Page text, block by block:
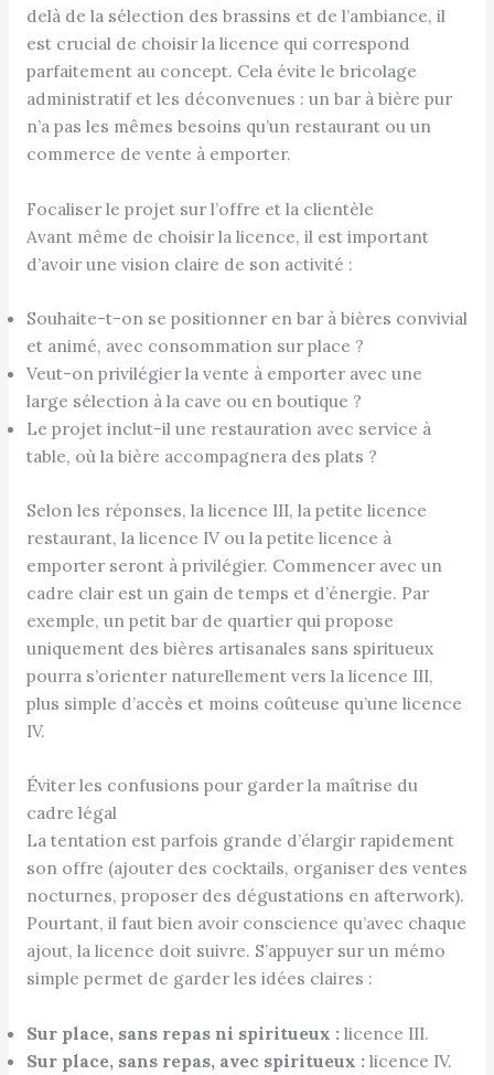
delà de la sélection des brassins et de l’ambiance, il
est crucial de choisir la licence qui correspond
parfaitement au concept. Cela évite le bricolage
administratif et les déconvenues : un bar à bière pur
n’a pas les mêmes besoins qu’un restaurant ou un
commerce de vente à emporter.
Focaliser le projet sur l’offre et la clientèle
Avant même de choisir la licence, il est important
d’avoir une vision claire de son activité :
Souhaite-t-on se positionner en bar à bières convivial
et animé, avec consommation sur place ?
Veut-on privilégier la vente à emporter avec une
large sélection à la cave ou en boutique ?
Le projet inclut-il une restauration avec service à
table, où la bière accompagnera des plats ?
Selon les réponses, la licence III, la petite licence
restaurant, la licence IV ou la petite licence à
emporter seront à privilégier. Commencer avec un
cadre clair est un gain de temps et d’énergie. Par
exemple, un petit bar de quartier qui propose
uniquement des bières artisanales sans spiritueux
pourra s’orienter naturellement vers la licence III,
plus simple d’accès et moins coûteuse qu’une licence
IV.
Éviter les confusions pour garder la maîtrise du
cadre légal
La tentation est parfois grande d’élargir rapidement
son offre (ajouter des cocktails, organiser des ventes
nocturnes, proposer des dégustations en afterwork).
Pourtant, il faut bien avoir conscience qu’avec chaque
ajout, la licence doit suivre. S’appuyer sur un mémo
simple permet de garder les idées claires :
Sur place, sans repas ni spiritueux : licence III.
Sur place, sans repas, avec spiritueux : licence IV.